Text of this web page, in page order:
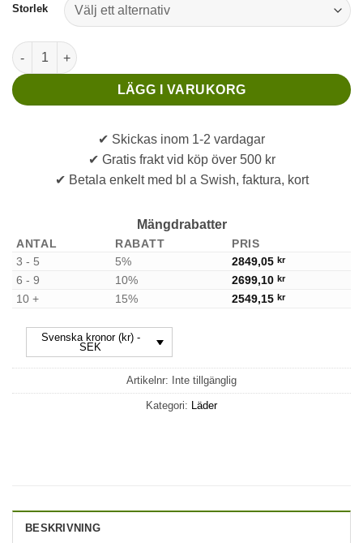
Storlek
2-2,5 mm Läderhud Natur Hel italienskt mängd
LÄGG I VARUKORG
✔ Skickas inom 1-2 vardagar
✔ Gratis frakt vid köp över 500 kr
✔ Betala enkelt med bl a Swish, faktura, kort
Mängdrabatter
ANTAL RABATT
PRIS
3 - 5
5% 2849,05 kr
6 - 9 10% 2699,10 kr
10 + 15% 2549,15 kr
Svenska kronor (kr) -
SEK
Artikelnr: Inte tillgänglig
Kategori: Läder
BESKRIVNING